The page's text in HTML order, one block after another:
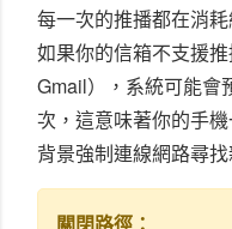
每一次的推播都在消
如果你的信箱不支援
Gmail），系統可能會
次，這意味著你的手
背景強制連線網路尋找
關閉路徑：